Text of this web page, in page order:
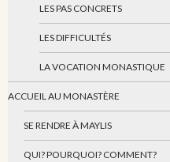
LES PAS CONCRETS
LES DIFFICULTÉS
LA VOCATION MONASTIQUE
ACCUEIL AU MONASTÈRE
SE RENDRE À MAYLIS
QUI? POURQUOI? COMMENT?